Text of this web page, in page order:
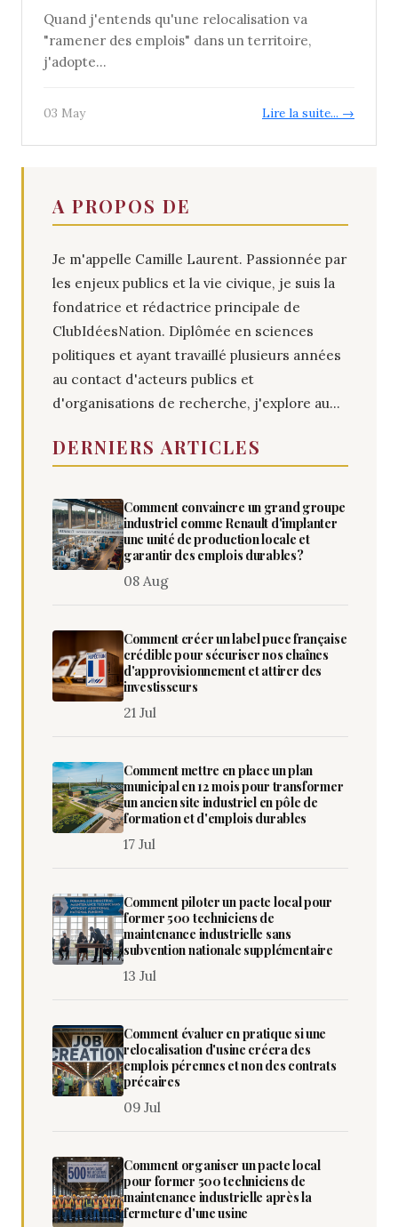
Quand j'entends qu'une relocalisation va
"ramener des emplois" dans un territoire,
j'adopte...
03 May Lire la suite... →
A PROPOS DE
Je m'appelle Camille Laurent. Passionnée par
les enjeux publics et la vie civique, je suis la
fondatrice et rédactrice principale de
ClubIdéesNation. Diplômée en sciences
politiques et ayant travaillé plusieurs années
au contact d'acteurs publics et
d'organisations de recherche, j'explore au...
DERNIERS ARTICLES
Comment convaincre un grand groupe
industriel comme Renault d'implanter
une unité de production locale et
garantir des emplois durables?
08 Aug
Comment créer un label puce française
crédible pour sécuriser nos chaînes
d'approvisionnement et attirer des
investisseurs
21 Jul
Comment mettre en place un plan
municipal en 12 mois pour transformer
un ancien site industriel en pôle de
formation et d'emplois durables
17 Jul
Comment piloter un pacte local pour
former 500 techniciens de
maintenance industrielle sans
subvention nationale supplémentaire
13 Jul
Comment évaluer en pratique si une
relocalisation d'usine créera des
emplois pérennes et non des contrats
précaires
09 Jul
Comment organiser un pacte local
pour former 500 techniciens de
maintenance industrielle après la
fermeture d'une usine